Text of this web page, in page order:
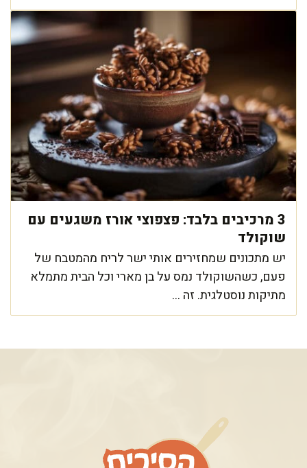
3 מרכיבים בלבד: פצפוצי אורז משגעים עם
שוקולד
יש מתכונים שמחזירים אותי ישר לריח מהמטבח של
פעם, כשהשוקולד נמס על בן מארי וכל הבית מתמלא
מתיקות נוסטלגית. זה ...